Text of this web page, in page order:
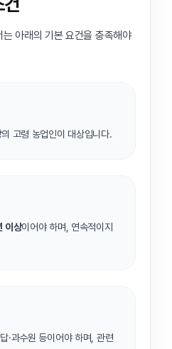
아래의 기본 요건을 충족해야
의 고령 농업인이 대상입니다.
이상이어야 하며, 연속적이지
·과수원 등이어야 하며, 관련